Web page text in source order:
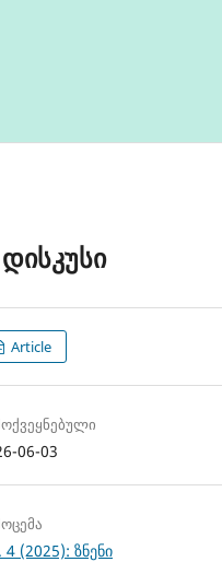
Article
06-03
4 (2025): ზნენი